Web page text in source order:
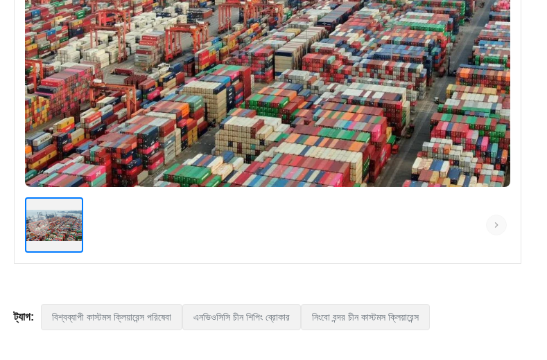
ট্যাগ: বিশ্বব্যাপী কাস্টমস ক্লিয়ারেন্স পরিষেবা এনভিওসিসি চীন শিপিং ব্রোকার নিংবো বন্দর চীন কাস্টমস ক্লিয়ারেন্স